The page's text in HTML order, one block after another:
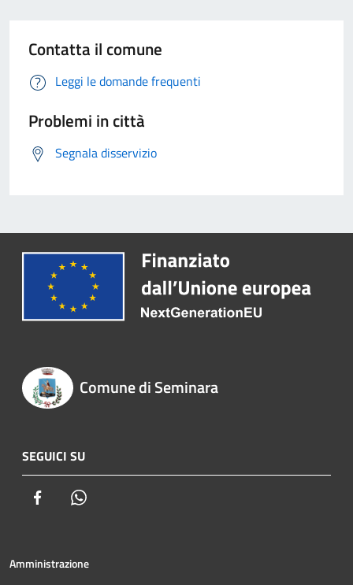
Contatta il comune
Leggi le domande frequenti
Problemi in città
Segnala disservizio
Comune di Seminara
SEGUICI SU
Facebook
Amministrazione